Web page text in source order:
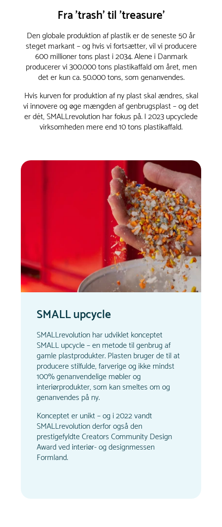
Fra 'trash' til 'treasure'
Den globale produktion af plastik er de seneste 50 år
steget markant – og hvis vi fortsætter, vil vi producere
600 millioner tons plast i 2034. Alene i Danmark
producerer vi 300.000 tons plastikaffald om året, men
det er kun ca. 50.000 tons, som genanvendes.
Hvis kurven for produktion af ny plast skal ændres, skal
vi innovere og øge mængden af genbrugsplast – og det
er dét, SMALLrevolution har fokus på. I 2023 upcyclede
virksomheden mere end 10 tons plastikaffald.
SMALL upcycle
SMALLrevolution har udviklet konceptet
SMALL upcycle – en metode til genbrug af
gamle plastprodukter. Plasten bruger de til at
producere stilfulde, farverige og ikke mindst
100% genanvendelige møbler og
interiørprodukter, som kan smeltes om og
genanvendes på ny.
Konceptet er unikt – og i 2022 vandt
SMALLrevolution derfor også den
prestigefyldte Creators Community Design
Award ved interiør- og designmessen
Formland.